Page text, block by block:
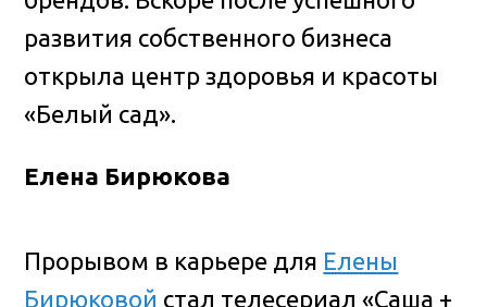
развития собственного бизнеса
открыла центр здоровья и красоты
«Белый сад».
Елена Бирюкова
Прорывом в карьере для Елены
Бирюковой стал телесериал «Саша +